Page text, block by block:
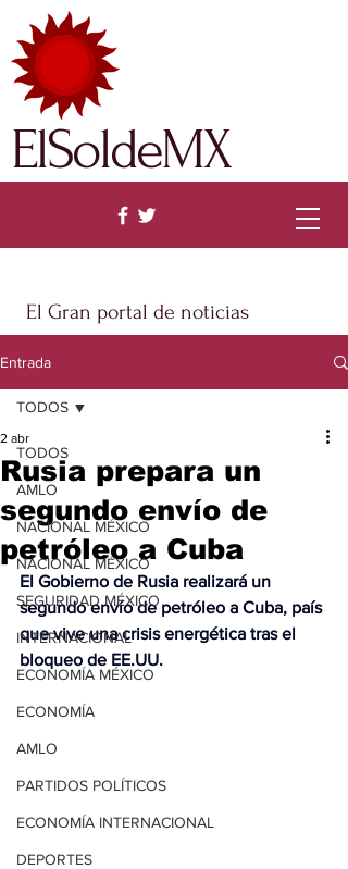
El Gran portal de noticias
ElSoldeMX
Entrada
TODOS
AMLO
NACIONAL MÉXICO
NACIONAL MÉXICO
SEGURIDAD MÉXICO
INTERNACIONAL
ECONOMÍA MÉXICO
ECONOMÍA
AMLO
PARTIDOS POLÍTICOS
ECONOMÍA INTERNACIONAL
DEPORTES
TODOS
Rusia prepara un
segundo envío de
petróleo a Cuba
2 abr
El Gobierno de Rusia realizará un
segundo envío de petróleo a Cuba, país
que vive una crisis energética tras el
bloqueo de EE.UU.